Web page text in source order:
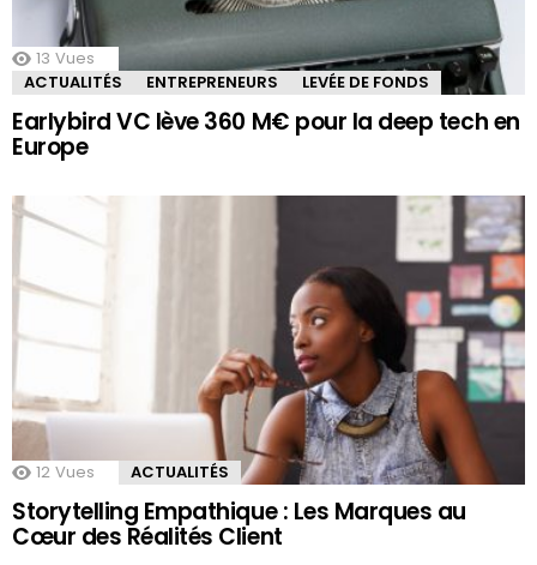
13 Vues
ACTUALITÉS
ENTREPRENEURS LEVÉE DE FONDS
Earlybird VC lève 360 M€ pour la deep tech en
Europe
12 Vues ACTUALITÉS
Storytelling Empathique : Les Marques au
Cœur des Réalités Client